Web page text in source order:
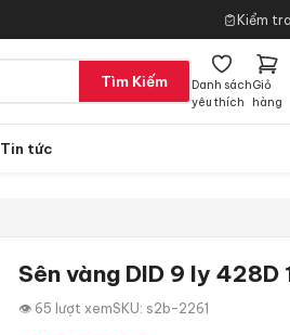
Kiểm
Tìm Kiếm
Danh sách
yêu thích
Giỏ
hàng
Tin tức
Sên vàng DID 9 ly
👁 65 lượt xemSKU: s2b-2261